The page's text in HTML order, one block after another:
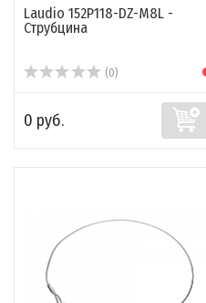
Laudio 152P118-DZ-M8L -
Струбцина
(0)
0 руб.